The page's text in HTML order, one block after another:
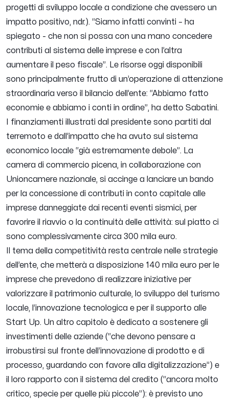
progetti di sviluppo locale a condizione che avessero un
impatto positivo, ndr.). “Siamo infatti convinti – ha
spiegato - che non si possa con una mano concedere
contributi al sistema delle imprese e con l’altra
aumentare il peso fiscale”. Le risorse oggi disponibili
sono principalmente frutto di un’operazione di attenzione
straordinaria verso il bilancio dell’ente: “Abbiamo fatto
economie e abbiamo i conti in ordine”, ha detto Sabatini.
I finanziamenti illustrati dal presidente sono partiti dal
terremoto e dall’impatto che ha avuto sul sistema
economico locale “già estremamente debole”. La
camera di commercio picena, in collaborazione con
Unioncamere nazionale, si accinge a lanciare un bando
per la concessione di contributi in conto capitale alle
imprese danneggiate dai recenti eventi sismici, per
favorire il riavvio o la continuità delle attività: sul piatto ci
sono complessivamente circa 300 mila euro.
Il tema della competitività resta centrale nelle strategie
dell’ente, che metterà a disposizione 140 mila euro per le
imprese che prevedono di realizzare iniziative per
valorizzare il patrimonio culturale, lo sviluppo del turismo
locale, l’innovazione tecnologica e per il supporto alle
Start Up. Un altro capitolo è dedicato a sostenere gli
investimenti delle aziende (“che devono pensare a
irrobustirsi sul fronte dell’innovazione di prodotto e di
processo, guardando con favore alla digitalizzazione”) e
il loro rapporto con il sistema del credito (“ancora molto
critico, specie per quelle più piccole”): è previsto uno